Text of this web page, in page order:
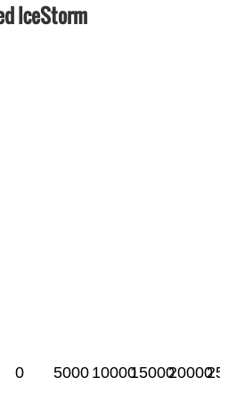
IceStorm
0 5000 100001500020000